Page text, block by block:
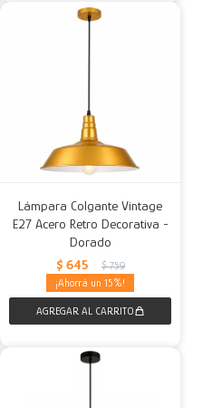
Lámpara Colgante Vintage
E27 Acero Retro Decorativa -
Dorado
$ 645 $ 759
15